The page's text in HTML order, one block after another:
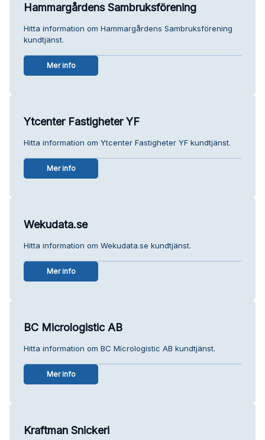
Hammargårdens Sambruksförening
Hitta information om Hammargårdens Sambruksförening
kundtjänst.
Mer info
Ytcenter Fastigheter YF
Hitta information om Ytcenter Fastigheter YF kundtjänst.
Mer info
Wekudata.se
Hitta information om Wekudata.se kundtjänst.
Mer info
BC Micrologistic AB
Hitta information om BC Micrologistic AB kundtjänst.
Mer info
Kraftman Snickeri